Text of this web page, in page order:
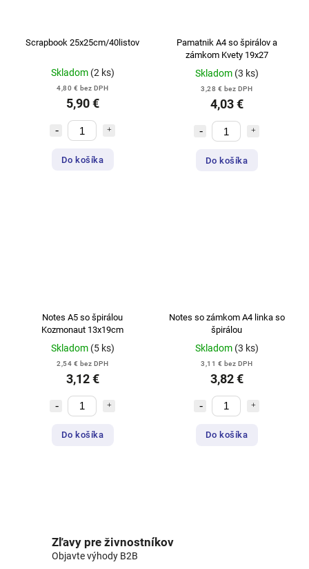
Scrapbook 25x25cm/40listov
Skladom (2 ks)
4,80 € bez DPH
5,90 €
Do košíka
Pamatnik A4 so špirálov a
zámkom Kvety 19x27
Skladom (3 ks)
3,28 € bez DPH
4,03 €
Do košíka
Notes A5 so špirálou
Kozmonaut 13x19cm
Skladom (5 ks)
2,54 € bez DPH
3,12 €
Do košíka
Notes so zámkom A4 linka so
špirálou
Skladom (3 ks)
3,11 € bez DPH
3,82 €
Do košíka
Zľavy pre živnostníkov
Objavte výhody B2B